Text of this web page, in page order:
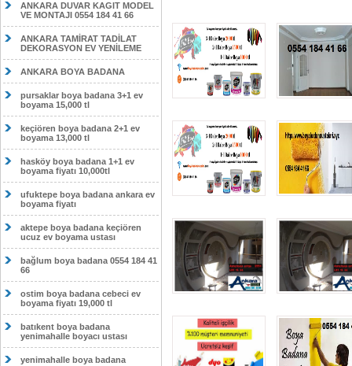
ANKARA DUVAR KAGIT MODEL
VE MONTAJI 0554 184 41 66
ANKARA TAMİRAT TADİLAT
DEKORASYON EV YENİLEME
ANKARA BOYA BADANA
pursaklar boya badana 3+1 ev
boyama 15,000 tl
keçiören boya badana 2+1 ev
boyama 13,000 tl
hasköy boya badana 1+1 ev
boyama fiyatı 10,000tl
ufuktepe boya badana ankara ev
boyama fiyatı
aktepe boya badana keçiören
ucuz ev boyama ustası
bağlum boya badana 0554 184 41
66
ostim boya badana cebeci ev
boyama fiyatı 19,000 tl
batıkent boya badana
yenimahalle boyacı ustası
yenimahalle boya badana